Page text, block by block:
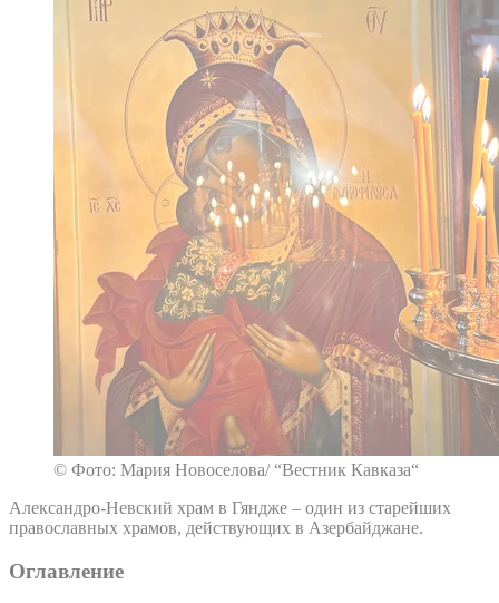
© Фото: Мария Новоселова/ “Вестник Кавказа“
Александро-Невский храм в Гяндже – один из старейших
православных храмов, действующих в Азербайджане.
Оглавление